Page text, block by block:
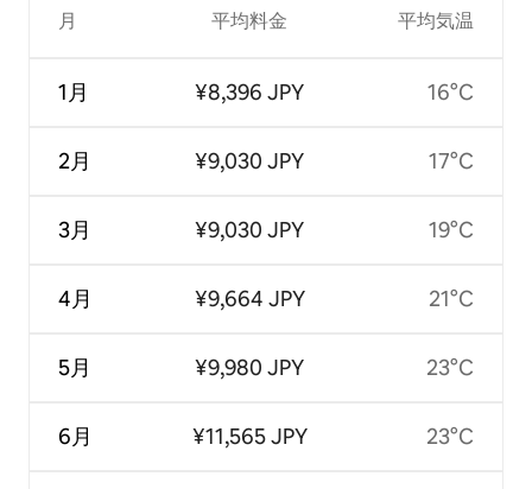
月
1月
2月
3月
4月
5月
6月
平均料金
¥8,396 JPY
¥9,030 JPY
¥9,030 JPY
¥9,664 JPY
¥9,980 JPY
¥11,565 JPY
平均気温
16°C
17°C
19°C
21°C
23°C
23°C